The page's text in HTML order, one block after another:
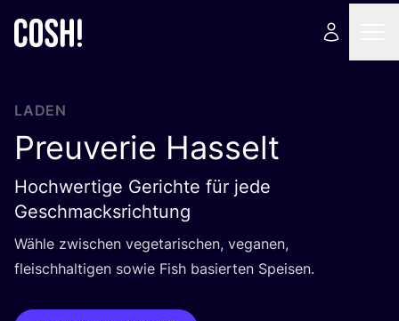
LADEN
Preuverie Hasselt
Hochwertige Gerichte für jede
Geschmacksrichtung
Wäh­le zwi­schen vege­ta­ri­schen, vega­nen,
fleisch­hal­ti­gen sowie Fish basier­ten Speisen.